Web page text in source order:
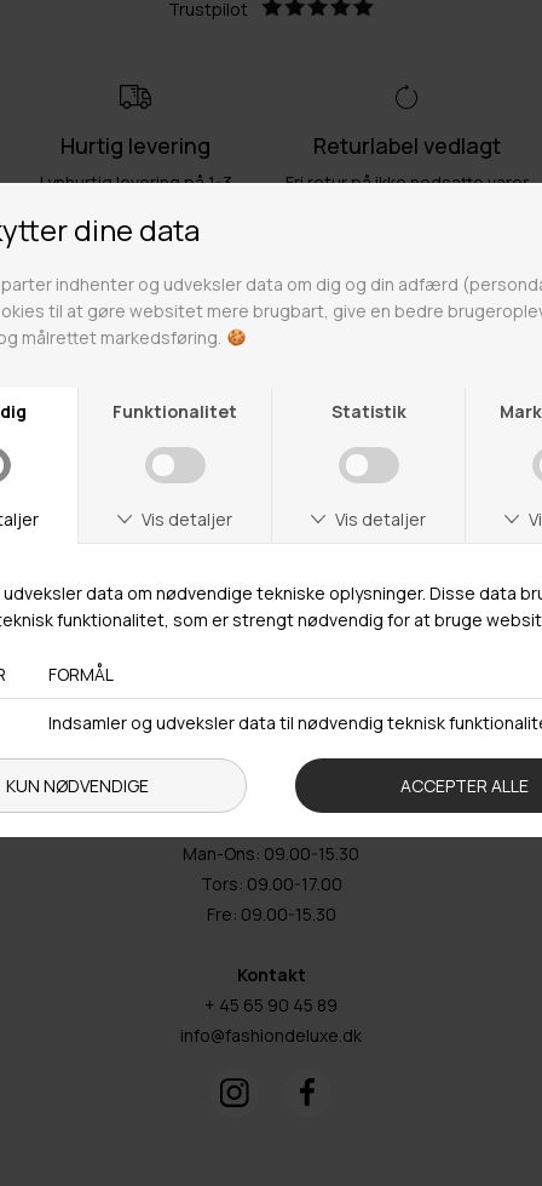
Trustpilot
Hurtig levering
Lynhurtig levering på 1-3
Returlabel vedlagt
Fri retur på ikke nedsatte varer
Fri fragt over 499kr Click & Collect
Butikker
Webshop lager
Adresse
Hestehaven 21 K
5260 Odense S
Man-Ons: 09.00-15.30
Tors: 09.00-17.00
Fre: 09.00-15.30
Kontakt
+ 45 65 90 45 89
info@fashiondeluxe.dk